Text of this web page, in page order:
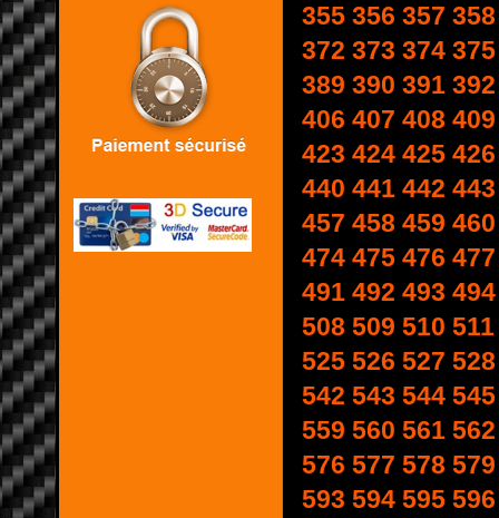
355 356 357 358
372 373 374 375
389 390 391 392
406 407 408 409
423 424 425 426
440 441 442 443
457 458 459 460
474 475 476 477
491 492 493 494
508 509 510 511
525 526 527 528
542 543 544 545
559 560 561 562
576 577 578 579
593 594 595 596